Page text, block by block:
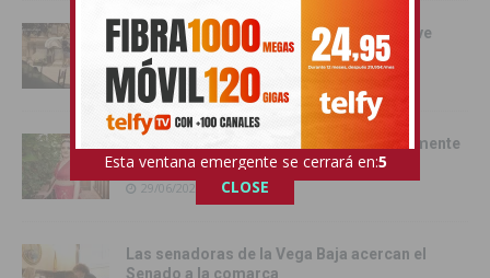
Orihuela se convierte en escenario del live
action de Enredados de Disney
01/07/2026
Pilar Hernández, Armengola 2026: «realmente
soy una Armengola ‘Armengola'»
29/06/2026
Las senadoras de la Vega Baja acercan el
Senado a la comarca
Esta ventana emergente se cerrará en:4
CLOSE